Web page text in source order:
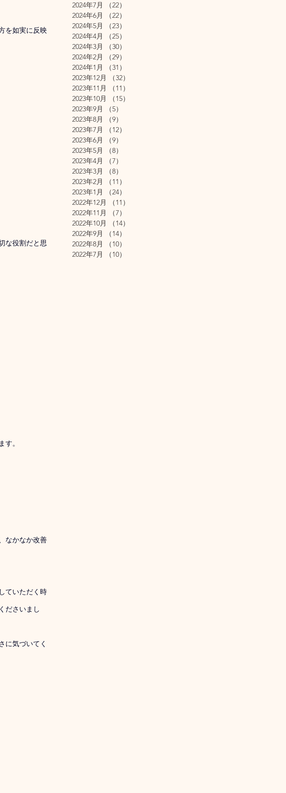
を如実に反映
な役割だと思
す。
なかなか改善
ていただく時
ださいまし
に気づいてく
2024年7月
（22）
2024年6月
（22）
2024年5月
（23）
2024年4月
（25）
2024年3月
（30）
2024年2月
（29）
2024年1月
（31）
2023年12月
（32）
2023年11月
（11）
2023年10月
（15）
2023年9月
（5）
2023年8月
（9）
2023年7月
（12）
2023年6月
（9）
2023年5月
（8）
2023年4月
（7）
2023年3月
（8）
2023年2月
（11）
2023年1月
（24）
2022年12月
（11）
2022年11月
（7）
2022年10月
（14）
2022年9月
（14）
2022年8月
（10）
2022年7月
（10）